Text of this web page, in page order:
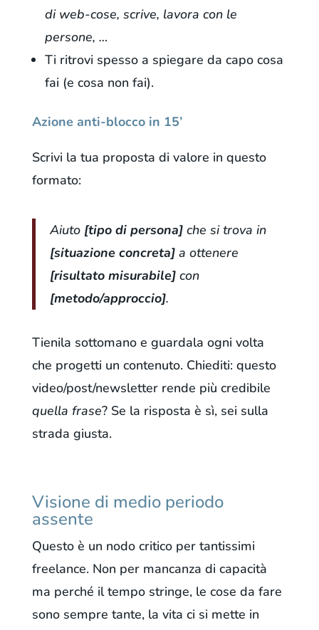
di web-cose, scrive, lavora con le
persone, …
Ti ritrovi spesso a spiegare da capo cosa
fai (e cosa non fai).
Azione anti-blocco in 15’
Scrivi la tua proposta di valore in questo
formato:
Aiuto [tipo di persona]che si trova in
[situazione concreta]a ottenere
[risultato misurabile]con
[metodo/approccio].
Tienila sottomano e guardala ogni volta
che progetti un contenuto. Chiediti: questo
video/post/newsletter rende più credibile
quella frase? Se la risposta è sì, sei sulla
strada giusta.
Visione di medio periodo
assente
Questo è un nodo critico per tantissimi
freelance. Non per mancanza di capacità
ma perché il tempo stringe, le cose da fare
sono sempre tante, la vita ci si mette in